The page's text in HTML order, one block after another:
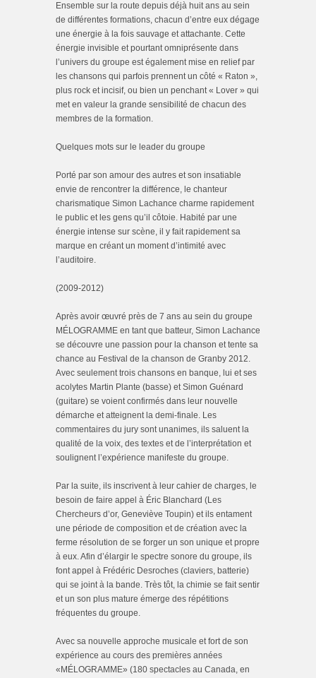
Ensemble sur la route depuis déjà huit ans au sein
de différentes formations, chacun d’entre eux dégage
une énergie à la fois sauvage et attachante. Cette
énergie invisible et pourtant omniprésente dans
l’univers du groupe est également mise en relief par
les chansons qui parfois prennent un côté « Raton »,
plus rock et incisif, ou bien un penchant « Lover » qui
met en valeur la grande sensibilité de chacun des
membres de la formation.
Quelques mots sur le leader du groupe
Porté par son amour des autres et son insatiable
envie de rencontrer la différence, le chanteur
charismatique Simon Lachance charme rapidement
le public et les gens qu’il côtoie. Habité par une
énergie intense sur scène, il y fait rapidement sa
marque en créant un moment d’intimité avec
l’auditoire.
(2009-2012)
Après avoir œuvré près de 7 ans au sein du groupe
MÉLOGRAMME en tant que batteur, Simon Lachance
se découvre une passion pour la chanson et tente sa
chance au Festival de la chanson de Granby 2012.
Avec seulement trois chansons en banque, lui et ses
acolytes Martin Plante (basse) et Simon Guénard
(guitare) se voient confirmés dans leur nouvelle
démarche et atteignent la demi-finale. Les
commentaires du jury sont unanimes, ils saluent la
qualité de la voix, des textes et de l’interprétation et
soulignent l’expérience manifeste du groupe.
Par la suite, ils inscrivent à leur cahier de charges, le
besoin de faire appel à Éric Blanchard (Les
Chercheurs d’or, Geneviève Toupin) et ils entament
une période de composition et de création avec la
ferme résolution de se forger un son unique et propre
à eux. Afin d’élargir le spectre sonore du groupe, ils
font appel à Frédéric Desroches (claviers, batterie)
qui se joint à la bande. Très tôt, la chimie se fait sentir
et un son plus mature émerge des répétitions
fréquentes du groupe.
Avec sa nouvelle approche musicale et fort de son
expérience au cours des premières années
«MÉLOGRAMME» (180 spectacles au Canada, en